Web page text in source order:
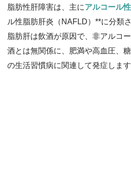
脂肪性肝障害は、主にアルコール
ル性脂肪肝炎（NAFLD）**に分類
脂肪肝は飲酒が原因で、非アルコ
酒とは無関係に、肥満や高血圧、
の生活習慣病に関連して発症します